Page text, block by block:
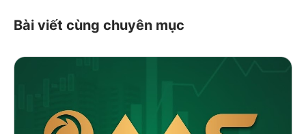
Bài viết cùng chuyên mục